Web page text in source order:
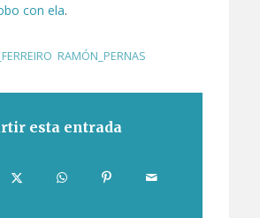
con ela.
RAMÓN_PERNAS
esta entrada